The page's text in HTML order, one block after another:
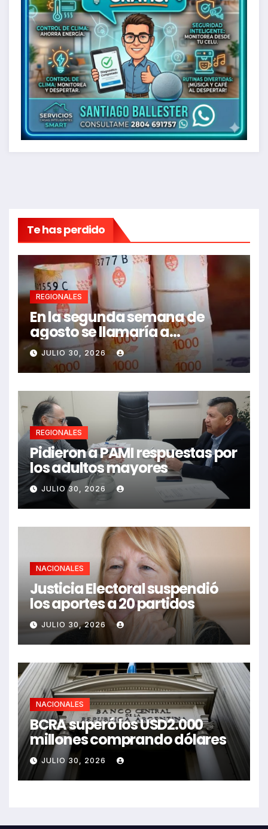
Te has perdido
REGIONALES
En la segunda semana de
agosto se llamaría a
paritarias
JULIO 30, 2026
REGIONALES
Pidieron a PAMI respuestas por
los adultos mayores
JULIO 30, 2026
NACIONALES
Justicia Electoral suspendió
los aportes a 20 partidos
JULIO 30, 2026
NACIONALES
BCRA superó los USD2.000
millones comprando dólares
JULIO 30, 2026